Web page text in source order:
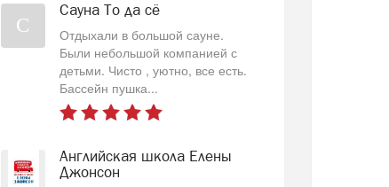
С
Сауна То да сё
Отдыхали в большой сауне.
Были небольшой компанией с
детьми. Чисто , уютно, все есть.
Бассейн пушка...
Английская школа Елены
Джонсон